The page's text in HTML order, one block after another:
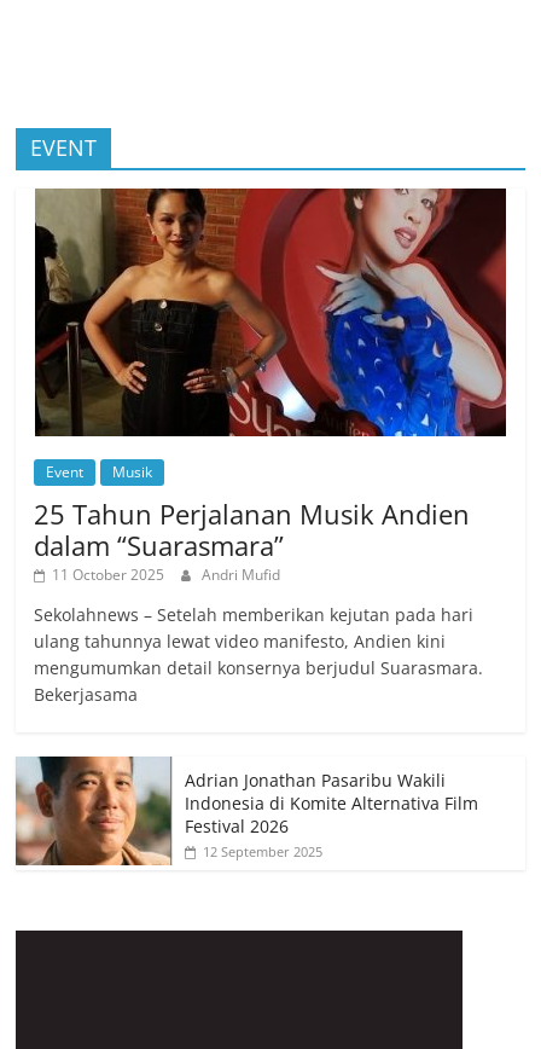
EVENT
Event Musik
25 Tahun Perjalanan Musik Andien
dalam “Suarasmara”
11 October 2025 Andri Mufid
Sekolahnews – Setelah memberikan kejutan pada hari
ulang tahunnya lewat video manifesto, Andien kini
mengumumkan detail konsernya berjudul Suarasmara.
Bekerjasama
Adrian Jonathan Pasaribu Wakili
Indonesia di Komite Alternativa Film
Festival 2026
12 September 2025